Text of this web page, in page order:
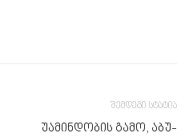
შემდეგი სტატია
უამინდობის გამო, აბუ-